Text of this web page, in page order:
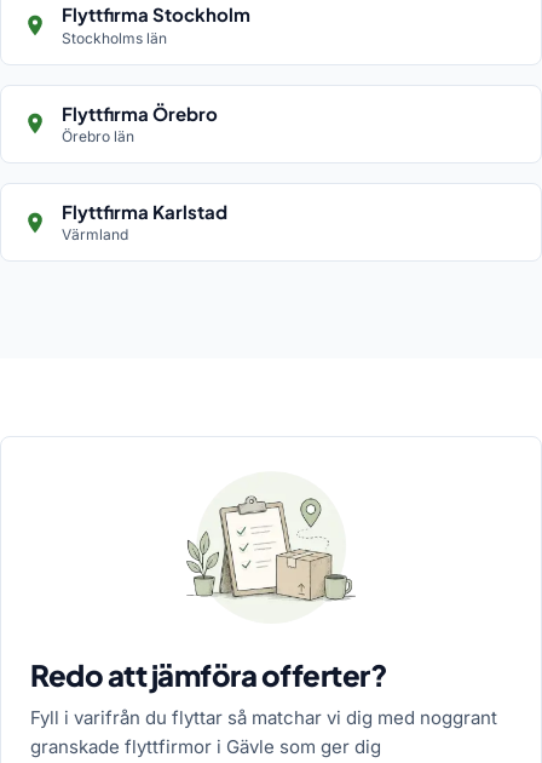
Flyttfirma Stockholm
Stockholms län
Flyttfirma Örebro
Örebro län
Flyttfirma Karlstad
Värmland
Redo att jämföra offerter?
Fyll i varifrån du flyttar så matchar vi dig med noggrant
granskade flyttfirmor i Gävle som ger dig